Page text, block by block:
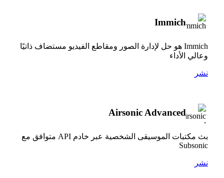
Immich
Immich هو حل لإدارة الصور ومقاطع الفيديو مستضاف ذاتيًا
وعالي الأداء
نشر
Airsonic Advanced
بث مكتبات الموسيقى الشخصية عبر خادم API متوافق مع
Subsonic
نشر